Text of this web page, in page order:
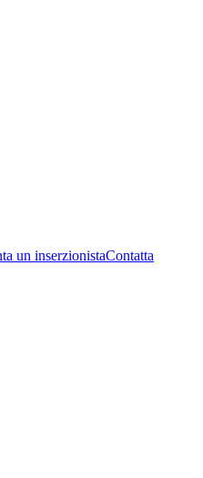
un inserzionistaContatta